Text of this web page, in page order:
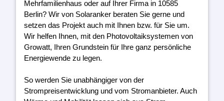
Mehrfamilienhaus oder auf Ihrer Firma in 10585
Berlin? Wir von Solaranker beraten Sie gerne und
setzen das Projekt auch mit Ihnen bzw. für Sie um.
Wir helfen Ihnen, mit den Photovoltaiksystemen von
Growatt, Ihren Grundstein für Ihre ganz persönliche
Energiewende zu legen.
So werden Sie unabhängiger von der
Strompreisentwicklung und vom Stromanbieter. Auch